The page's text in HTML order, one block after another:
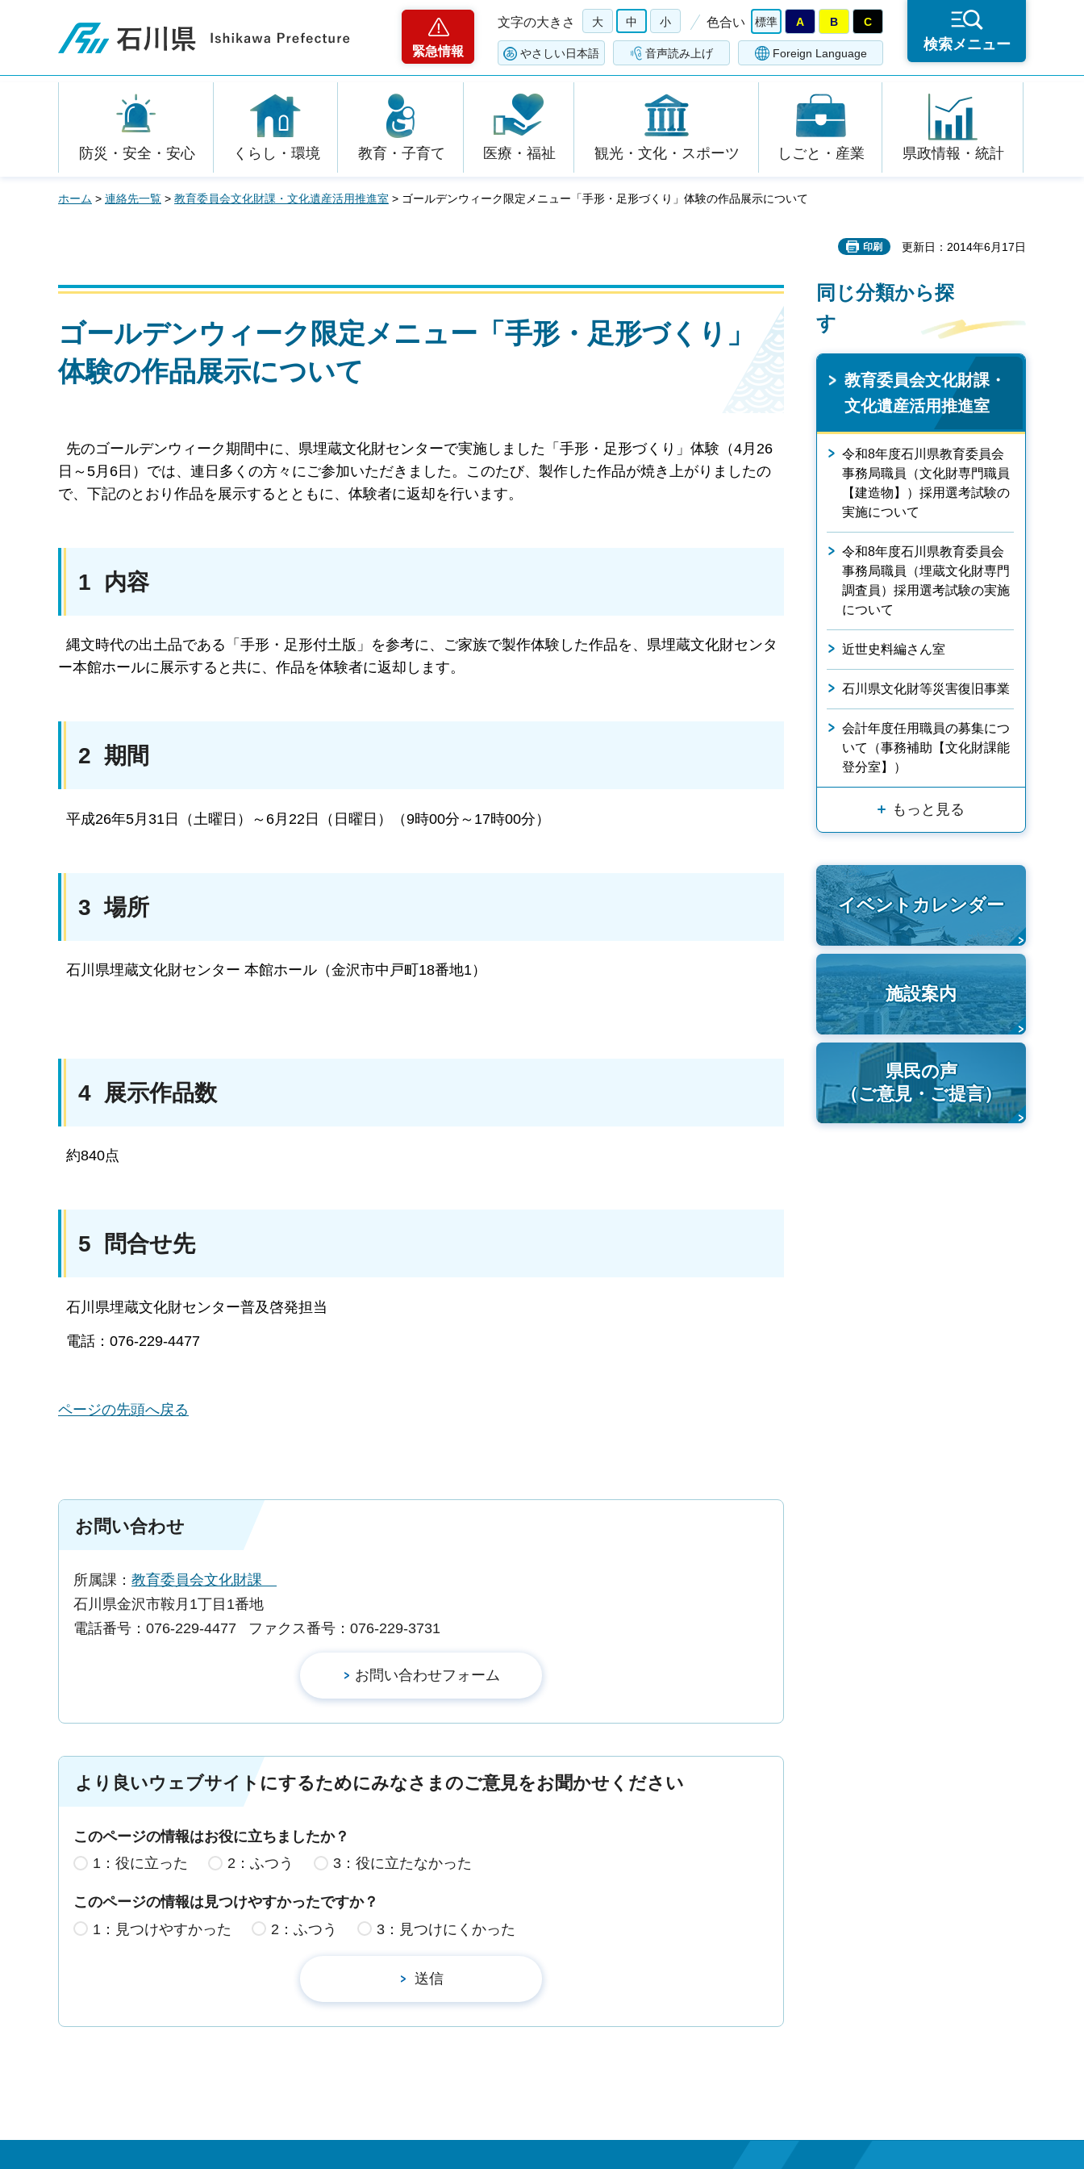
石川県
緊急情報
文字の大きさ 大 中 小 色合い 標準 A B C
やさしい日本語 音声読み上げ Foreign Language
検索メニュー
防災・安全・安心 くらし・環境 教育・子育て 医療・福祉 観光・文化・スポーツ しごと・産業 県政情報・統計
ホーム > 連絡先一覧 > 教育委員会文化財課・文化遺産活用推進室 > ゴールデンウィーク限定メニュー「手形・足形づくり」体験の作品展示について
印刷 更新日：2014年6月17日
ゴールデンウィーク限定メニュー「手形・足形づくり」
体験の作品展示について
先のゴールデンウィーク期間中に、県埋蔵文化財センターで実施しました「手形・足形づくり」体験（4月26
日～5月6日）では、連日多くの方々にご参加いただきました。このたび、製作した作品が焼き上がりましたの
で、下記のとおり作品を展示するとともに、体験者に返却を行います。
1 内容
縄文時代の出土品である「手形・足形付土版」を参考に、ご家族で製作体験した作品を、県埋蔵文化財センタ
ー本館ホールに展示すると共に、作品を体験者に返却します。
2 期間
平成26年5月31日（土曜日）～6月22日（日曜日）（9時00分～17時00分）
3 場所
石川県埋蔵文化財センター 本館ホール（金沢市中戸町18番地1）
4 展示作品数
約840点
5 問合せ先
石川県埋蔵文化財センター普及啓発担当
電話：076-229-4477
ページの先頭へ戻る
お問い合わせ
所属課： 教育委員会文化財課
石川県金沢市鞍月1丁目1番地
電話番号：076-229-4477
ファクス番号：076-229-3731
より良いウェブサイトにするためにみなさまのご意見をお聞かせください
このページの情報はお役に立ちましたか？
1：役に立った
2：ふつう 3：役に立たなかった
このページの情報は見つけやすかったですか？
1：見つけやすかった
2：ふつう 3：見つけにくかった
同じ分類から探
す
教育委員会文化財課・
文化遺産活用推進室
令和8年度石川県教育委員会
事務局職員（文化財専門職員
【建造物】）採用選考試験の
実施について
令和8年度石川県教育委員会
事務局職員（埋蔵文化財専門
調査員）採用選考試験の実施
について
近世史料編さん室
石川県文化財等災害復旧事業
会計年度任用職員の募集につ
いて（事務補助【文化財課能
登分室】）
もっと見る
イベントカレンダー
施設案内
県民の声
（ご意見・ご提言）